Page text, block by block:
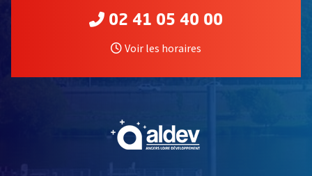
02 41 05 40 00
Voir les horaires